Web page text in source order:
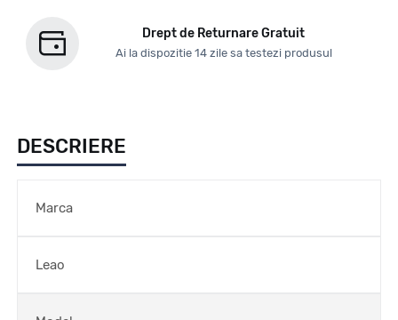
Drept de Returnare Gratuit
Ai la dispozitie 14 zile sa testezi produsul
DESCRIERE
Marca
Leao